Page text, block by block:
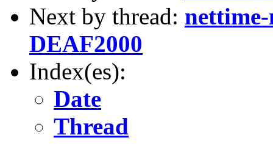
Next by thread:
DEAF2000
Index(es):
Date
Thread